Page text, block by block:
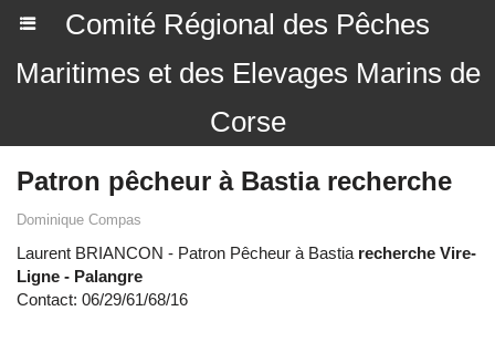
Comité Régional des Pêches
Maritimes et des Elevages Marins de
Corse
Patron pêcheur à Bastia recherche
Dominique Compas
Laurent BRIANCON - Patron Pêcheur à Bastia recherche Vire-
Ligne - Palangre
Contact: 06/29/61/68/16